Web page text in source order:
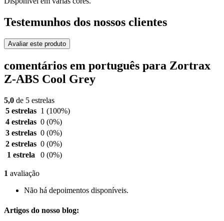
Testemunhos dos nossos clientes
Avaliar este produto
comentários em português para Zortrax
Z-ABS Cool Grey
5,0 de 5 estrelas
5 estrelas 1 (100%)
4 estrelas 0 (0%)
3 estrelas 0 (0%)
2 estrelas 0 (0%)
1 estrela
0 (0%)
1 avaliação
Não há depoimentos disponíveis.
Artigos do nosso blog: